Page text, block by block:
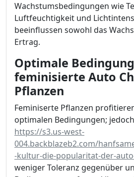
Wachstumsbedingungen wie
Luftfeuchtigkeit und
beeinflussen sowohl das
Ertrag.
Optimale
feminisierte Auto
Pflanzen
Feminiserte Pflanzen
optimalen Bedingungen;
https://s3.us-west-
004.backblazeb2.com/
-kultur-die-popularitat-der-
weniger Toleranz gegenüber